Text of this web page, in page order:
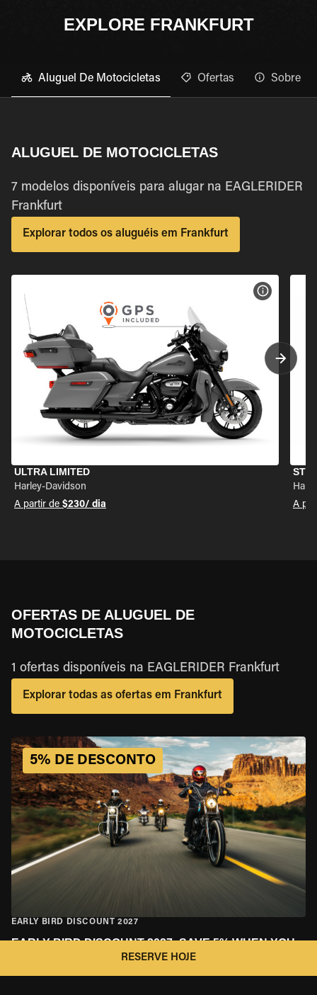
EXPLORE FRANKFURT
RESERVE HOJE
Aluguel De Motocicletas Ofertas Sobre
ALUGUEL DE MOTOCICLETAS
7 modelos disponíveis para alugar na EAGLERIDER
Frankfurt
Explorar todos os aluguéis em Frankfurt
ULTRA LIMITED
Harley-Davidson
A partir de $230/ dia
VER
A
OFERTAS DE ALUGUEL DE
MOTOCICLETAS
1 ofertas disponíveis na EAGLERIDER Frankfurt
Explorar todas as ofertas em Frankfurt
5% DE DESCONTO
EARLY BIRD DISCOUNT 2027
EARLY BIRD DISCOUNT 2027: SAVE 5% WHEN YOU